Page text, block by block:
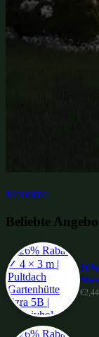
Merkliste:
Beliebte
€